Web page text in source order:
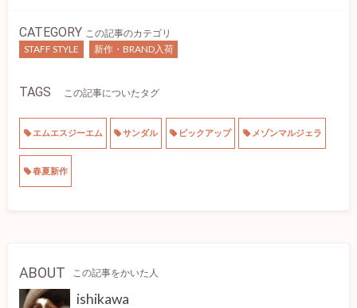
CATEGORY この記事のカテゴリ
STAFF STYLE
新作・BRAND入荷
TAGS この記事についたタグ
エムエスジーエム サンダル ピックアップ メゾンマルジェラ
春夏新作
ABOUT この記事をかいた人
ishikawa